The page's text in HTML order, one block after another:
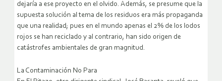
dejaría a ese proyecto en el olvido. Además, se presume que la
supuesta solución al tema de los residuos era más propaganda
que una realidad; pues en el mundo apenas el 2% de los lodos
rojos se han reciclado y al contrario, han sido origen de
catástrofes ambientales de gran magnitud.
La Contaminación No Para